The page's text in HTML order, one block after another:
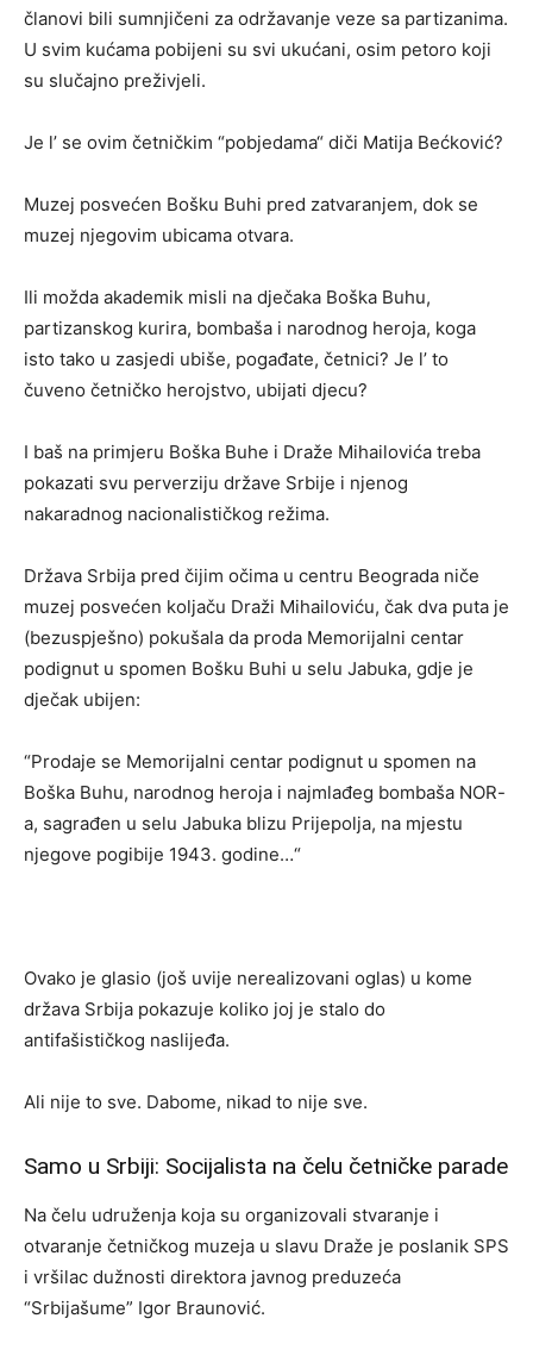
članovi bili sumnjičeni za održavanje veze sa partizanima.
U svim kućama pobijeni su svi ukućani, osim petoro koji
su slučajno preživjeli.
Je l’ se ovim četničkim “pobjedama“ diči Matija Bećković?
Muzej posvećen Bošku Buhi pred zatvaranjem, dok se
muzej njegovim ubicama otvara.
Ili možda akademik misli na dječaka Boška Buhu,
partizanskog kurira, bombaša i narodnog heroja, koga
isto tako u zasjedi ubiše, pogađate, četnici? Je l’ to
čuveno četničko herojstvo, ubijati djecu?
I baš na primjeru Boška Buhe i Draže Mihailovića treba
pokazati svu perverziju države Srbije i njenog
nakaradnog nacionalističkog režima.
Država Srbija pred čijim očima u centru Beograda niče
muzej posvećen koljaču Draži Mihailoviću, čak dva puta je
(bezuspješno) pokušala da proda Memorijalni centar
podignut u spomen Bošku Buhi u selu Jabuka, gdje je
dječak ubijen:
“Prodaje se Memorijalni centar podignut u spomen na
Boška Buhu, narodnog heroja i najmlađeg bombaša NOR-
a, sagrađen u selu Jabuka blizu Prijepolja, na mjestu
njegove pogibije 1943. godine…“
Ovako je glasio (još uvije nerealizovani oglas) u kome
država Srbija pokazuje koliko joj je stalo do
antifašističkog naslijeđa.
Ali nije to sve. Dabome, nikad to nije sve.
Samo u Srbiji: Socijalista na čelu četničke parade
Na čelu udruženja koja su organizovali stvaranje i
otvaranje četničkog muzeja u slavu Draže je poslanik SPS
i vršilac dužnosti direktora javnog preduzeća
“Srbijašume” Igor Braunović.